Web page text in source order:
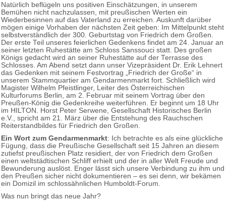
Natürlich beflügeln uns positiven Einschätzungen, in unserem
Bemühen nicht nachzulassen, mit preußischen Werten ein
Wiederbesinnen auf das Vaterland zu erreichen. Auskunft darüber
mögen einige Vorhaben der nächsten Zeit geben: Im Mittelpunkt steht
selbstverständlich der 300. Geburtstag von Friedrich dem Großen.
Der erste Teil unseres feierlichen Gedenkens findet am 24. Januar an
seiner letzten Ruhestätte am Schloss Sanssouci statt. Des großen
Königs gedacht wird an seiner Ruhestätte auf der Terrasse des
Schlosses. Am Abend setzt dann unser Vizepräsident Dr. Erik Lehnert
das Gedenken mit seinem Festvortrag „Friedrich der Große“ in
unserem Stammquartier am Gendarmenmarkt fort. Schließlich wird
Magister Wilhelm Pfeistlinger, Leiter des Österreichischen
Kulturforums Berlin, am 2. Februar mit seinem Vortrag über den
Preußen-König die Gedenkreihe weiterführen. Er beginnt um 18 Uhr
im HILTON. Horst Peter Serwene, Gesellschaft Historisches Berlin
e.V., spricht am 21. März über die Entstehung des Rauchschen
Reiterstandbildes für Friedrich den Großen.
Ein Wort zum Gendarmenmarkt: Ich betrachte es als eine glückliche
Fügung, dass die Preußische Gesellschaft seit 15 Jahren an diesem
zutiefst preußischen Platz residiert, der von Friedrich dem Großen
einen weltstädtischen Schliff erhielt und der in aller Welt Freude und
Bewunderung auslöst. Enger lässt sich unsere Verbindung zu ihm und
den Preußen sicher nicht dokumentieren – es sei denn, wir bekämen
ein Domizil im schlossähnlichen Humboldt-Forum.
Was nun bringt das neue Jahr?